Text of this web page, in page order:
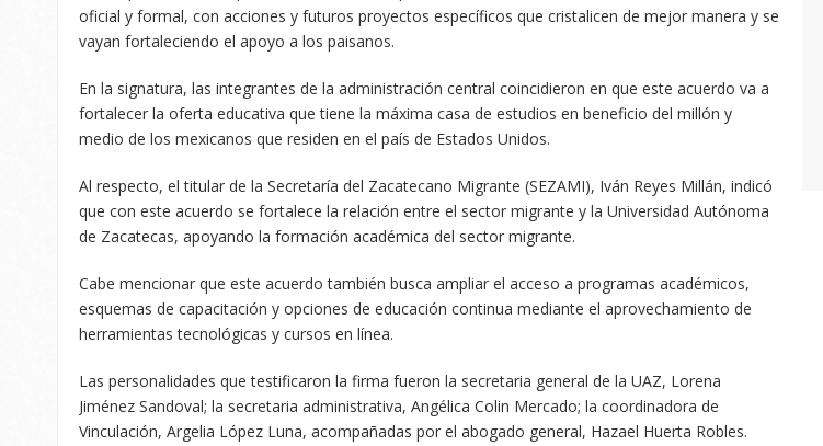
oficial y formal, con acciones y futuros proyectos específicos que cristalicen de mejor manera y se
vayan fortaleciendo el apoyo a los paisanos.
En la signatura, las integrantes de la administración central coincidieron en que este acuerdo va a
fortalecer la oferta educativa que tiene la máxima casa de estudios en beneficio del millón y
medio de los mexicanos que residen en el país de Estados Unidos.
Al respecto, el titular de la Secretaría del Zacatecano Migrante (SEZAMI), Iván Reyes Millán, indicó
que con este acuerdo se fortalece la relación entre el sector migrante y la Universidad Autónoma
de Zacatecas, apoyando la formación académica del sector migrante.
Cabe mencionar que este acuerdo también busca ampliar el acceso a programas académicos,
esquemas de capacitación y opciones de educación continua mediante el aprovechamiento de
herramientas tecnológicas y cursos en línea.
Las personalidades que testificaron la firma fueron la secretaria general de la UAZ, Lorena
Jiménez Sandoval; la secretaria administrativa, Angélica Colin Mercado; la coordinadora de
Vinculación, Argelia López Luna, acompañadas por el abogado general, Hazael Huerta Robles.